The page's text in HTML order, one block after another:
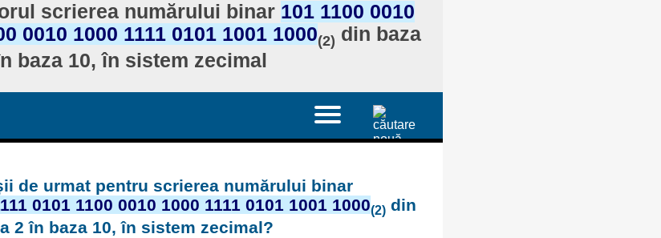
scrierea numărului binar 101 1100 0010
0010 1000 1111 0101 1001 1000(2) din baza
baza 10, în sistem zecimal
de urmat pentru scrierea numărului binar
0101 1100 0010 1000 1111 0101 1001 1000(2)din
2 în baza 10, în sistem zecimal?